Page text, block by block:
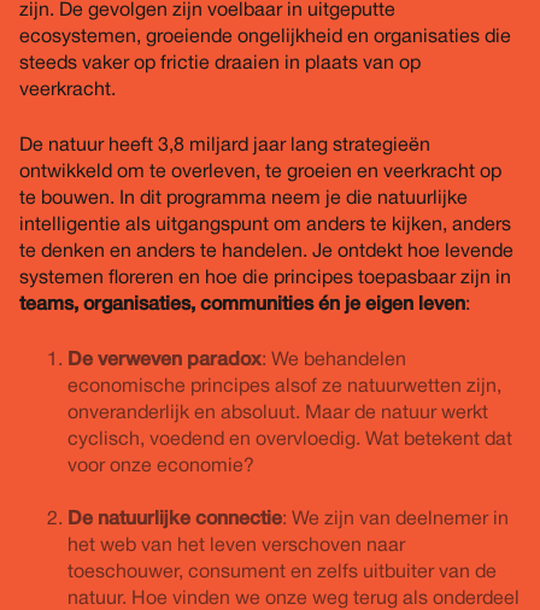
zijn. De gevolgen zijn voelbaar in uitgeputte
ecosystemen, groeiende ongelijkheid en organisaties die
steeds vaker op frictie draaien in plaats van op
veerkracht.
De natuur heeft 3,8 miljard jaar lang strategieën
ontwikkeld om te overleven, te groeien en veerkracht op
te bouwen. In dit programma neem je die natuurlijke
intelligentie als uitgangspunt om anders te kijken, anders
te denken en anders te handelen. Je ontdekt hoe levende
systemen floreren en hoe die principes toepasbaar zijn in
teams, organisaties, communities én je eigen leven:
De verweven paradox: We behandelen
economische principes alsof ze natuurwetten zijn,
onveranderlijk en absoluut. Maar de natuur werkt
cyclisch, voedend en overvloedig. Wat betekent dat
voor onze economie?
De natuurlijke connectie: We zijn van deelnemer in
het web van het leven verschoven naar
toeschouwer, consument en zelfs uitbuiter van de
natuur. Hoe vinden we onze weg terug als onderdeel